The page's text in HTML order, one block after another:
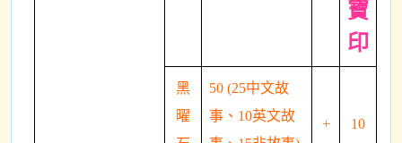
寶
印
黑
曜
50 (25中文故
事、10英文故
+ 10